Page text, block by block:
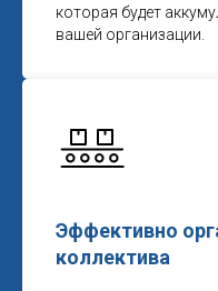
которая будет
вашей организации.
Эффективно
коллектива